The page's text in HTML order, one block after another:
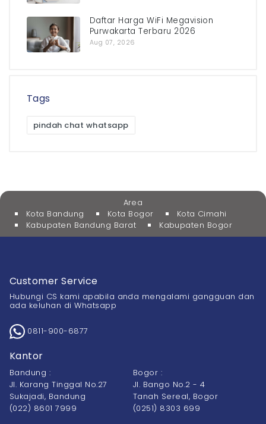
Daftar Harga WiFi Megavision
Purwakarta Terbaru 2026
Aug 07, 2026
Tags
pindah chat whatsapp
Area
Kota Bandung
Kota Bogor
Kota Cimahi
Kabupaten Bandung Barat
Kabupaten Bogor
Customer Service
Hubungi CS kami apabila anda mengalami gangguan dan
ada keluhan di Whatsapp
0811-900-6877
Kantor
Bandung :
Jl. Karang Tinggal No.27
Sukajadi, Bandung
(022) 8601 7999
Bogor :
Jl. Bango No.2 - 4
Tanah Sereal, Bogor
(0251) 8303 699